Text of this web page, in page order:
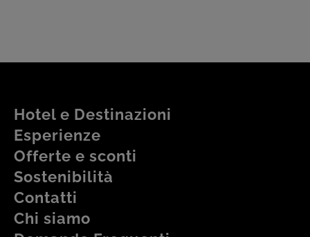
Hotel e Destinazioni
Esperienze
Offerte e sconti
Sostenibilità
Contatti
Chi siamo